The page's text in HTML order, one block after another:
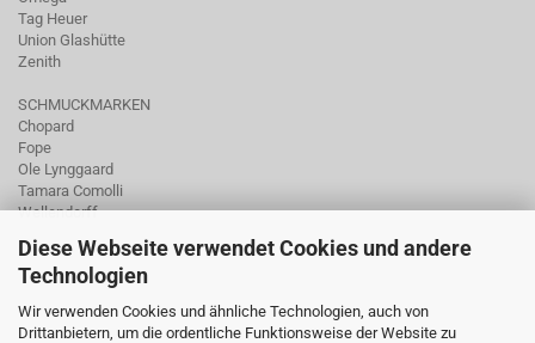
Diese Webseite verwendet Cookies und andere
Technologien
Wir verwenden Cookies und ähnliche Technologien, auch von
Drittanbietern, um die ordentliche Funktionsweise der Website zu
Tag Heuer
Union Glashütte
Zenith
SCHMUCKMARKEN
Chopard
Fope
Ole Lynggaard
Tamara Comolli
Wellendorff